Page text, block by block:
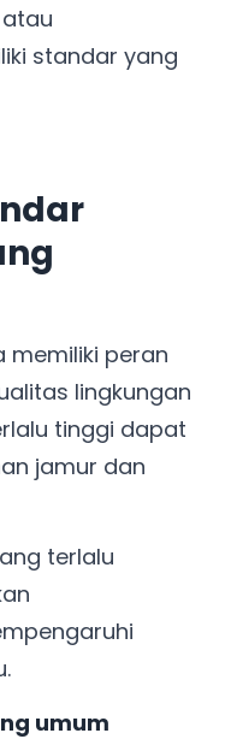
standar yang
memiliki peran
lingkungan
tinggi dapat
jamur dan
terlalu
umum